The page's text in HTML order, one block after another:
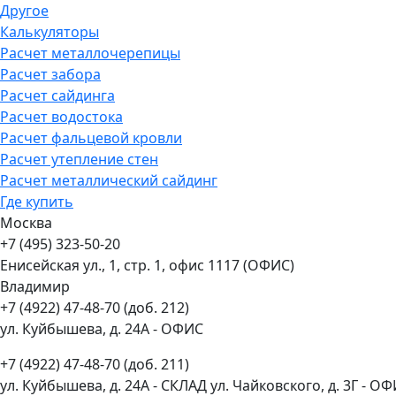
Другое
Калькуляторы
Расчет металлочерепицы
Расчет забора
Расчет сайдинга
Расчет водостока
Расчет фальцевой кровли
Расчет утепление стен
Расчет металлический сайдинг
Где купить
Москва
+7 (495) 323-50-20
Енисейская ул., 1, стр. 1, офис 1117 (ОФИС)
Владимир
+7 (4922) 47-48-70 (доб. 212)
ул. Куйбышева, д. 24А - ОФИС
+7 (4922) 47-48-70 (доб. 211)
ул. Куйбышева, д. 24А - СКЛАД ул. Чайковского, д. 3Г -